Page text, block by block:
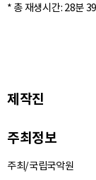
제작진
주최정보
주최/국립국악원